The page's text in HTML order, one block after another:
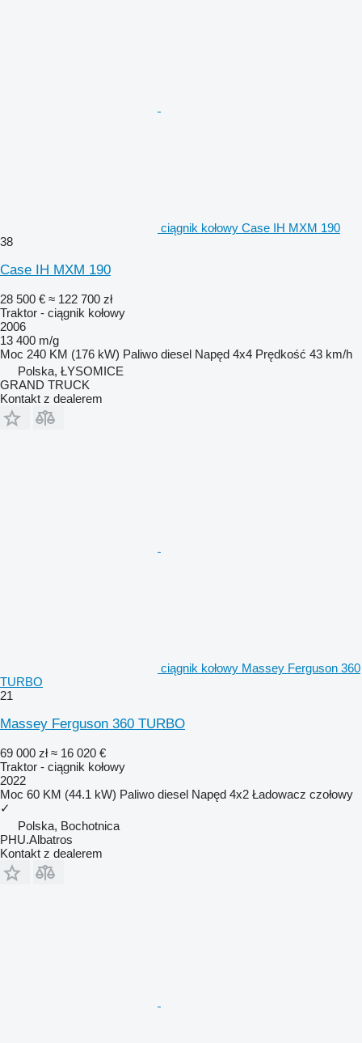
ciągnik kołowy Case IH MXM 190
38
Case IH MXM 190
28 500 € ≈ 122 700 zł
Traktor - ciągnik kołowy
2006
13 400 m/g
Moc 240 KM (176 kW) Paliwo diesel Napęd 4x4 Prędkość 43 km/h
Polska, ŁYSOMICE
GRAND TRUCK
Kontakt z dealerem
ciągnik kołowy Massey Ferguson 360
TURBO
21
Massey Ferguson 360 TURBO
69 000 zł ≈ 16 020 €
Traktor - ciągnik kołowy
2022
Moc 60 KM (44.1 kW) Paliwo diesel Napęd 4x2 Ładowacz czołowy
✓
Polska, Bochotnica
PHU.Albatros
Kontakt z dealerem